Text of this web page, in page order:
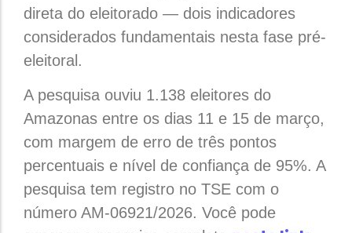
direta do eleitorado — dois indicadores
considerados fundamentais nesta fase pré-
eleitoral.
A pesquisa ouviu 1.138 eleitores do
Amazonas entre os dias 11 e 15 de março,
com margem de erro de três pontos
percentuais e nível de confiança de 95%. A
pesquisa tem registro no TSE com o
número AM-06921/2026. Você pode